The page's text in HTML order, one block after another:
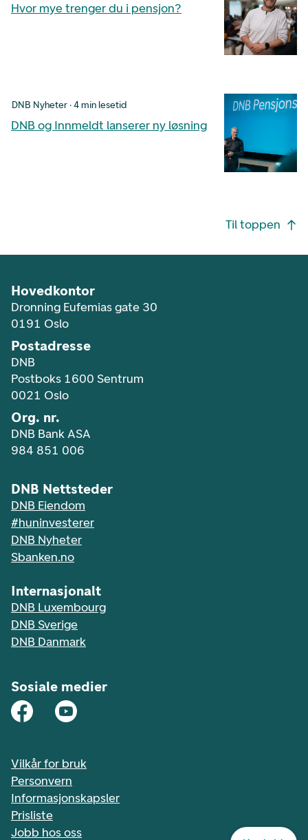
Hvor mye trenger du i pensjon?
DNB Nyheter · 4 min lesetid
DNB og Innmeldt lanserer ny løsning
Til toppen
Hovedkontor
Dronning Eufemias gate 30
0191 Oslo
Postadresse
DNB
Postboks 1600 Sentrum
0021 Oslo
Org. nr.
DNB Bank ASA
984 851 006
DNB Nettsteder
DNB Eiendom
#huninvesterer
DNB Nyheter
Sbanken.no
Internasjonalt
DNB Luxembourg
DNB Sverige
DNB Danmark
Sosiale medier
Vilkår for bruk
Personvern
Informasjonskapsler
Prisliste
Jobb hos oss